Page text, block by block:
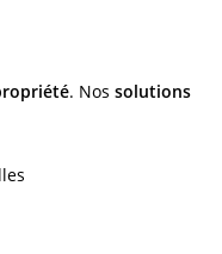
. Nossolutions